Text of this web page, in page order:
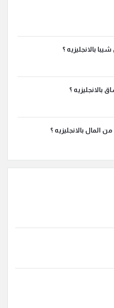
بالانجليزيه ؟
بالانجليزيه ؟
بالانجليزيه ؟